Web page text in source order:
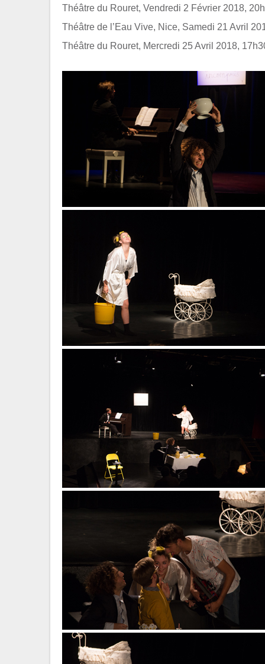
Théâtre du Rouret, Vendredi 2 Février 2018,
Théâtre de l’Eau Vive, Nice, Samedi 21 Avril
Théâtre du Rouret, Mercredi 25 Avril 2018,